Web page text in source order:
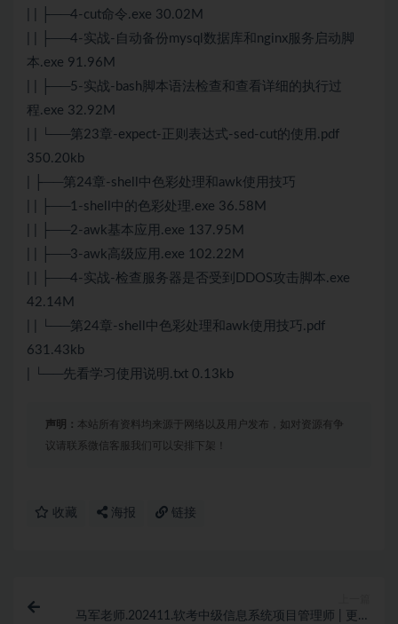
| | ├──4-cut命令.exe 30.02M
| | ├──4-实战-自动备份mysql数据库和nginx服务启动脚
本.exe 91.96M
| | ├──5-实战-bash脚本语法检查和查看详细的执行过
程.exe 32.92M
| | └──第23章-expect-正则表达式-sed-cut的使用.pdf
350.20kb
| ├──第24章-shell中色彩处理和awk使用技巧
| | ├──1-shell中的色彩处理.exe 36.58M
| | ├──2-awk基本应用.exe 137.95M
| | ├──3-awk高级应用.exe 102.22M
| | ├──4-实战-检查服务器是否受到DDOS攻击脚本.exe
42.14M
| | └──第24章-shell中色彩处理和awk使用技巧.pdf
631.43kb
| └──先看学习使用说明.txt 0.13kb
声明： 本站所有资料均来源于网络以及用户发布，如对资源有争
议请联系微信客服我们可以安排下架！
收藏 海报 链接
马军老师.202411.软考中级信息系统项目管理师 | 更新